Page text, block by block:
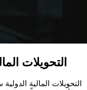
التحويلات